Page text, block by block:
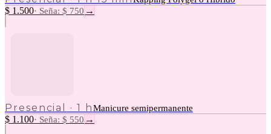
$ 1.500· Seña: $ 750 →
Presencial · 1 hManicure semipermanente
$ 1.100· Seña: $ 550 →